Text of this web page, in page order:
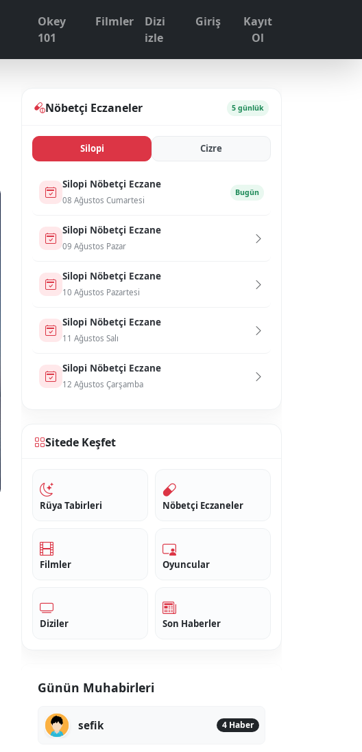
Okey
101
Filmler
Dizi
izle
Giriş
Kayıt
Ol
Nöbetçi Eczaneler 5 günlük
Si̇lopi̇ Ci̇zre
Si̇lopi̇ Nöbetçi Eczane
08 Ağustos Cumartesi
Bugün
Si̇lopi̇ Nöbetçi Eczane
09 Ağustos Pazar
Si̇lopi̇ Nöbetçi Eczane
10 Ağustos Pazartesi
Si̇lopi̇ Nöbetçi Eczane
11 Ağustos Salı
Si̇lopi̇ Nöbetçi Eczane
12 Ağustos Çarşamba
Sitede Keşfet
Rüya Tabirleri Nöbetçi Eczaneler
Filmler Oyuncular
Diziler Son Haberler
Günün Muhabirleri
sefik 4 Haber